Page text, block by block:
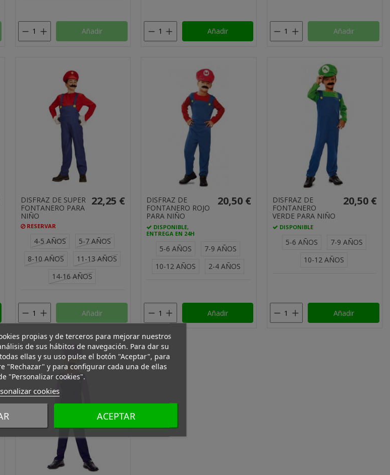
Añadir Añadir Añadir
DISFRAZ DE SUPER
FONTANERO PARA
NIÑO
RESERVAR
22,25 €
4-5 AÑOS
5-7 AÑOS
8-10 AÑOS
11-13 AÑOS
14-16 AÑOS
Añadir
DISFRAZ DE
FONTANERO ROJO
PARA NIÑO
DISPONIBLE,
ENTREGA EN 24H
20,50 €
5-6 AÑOS
7-9 AÑOS
10-12 AÑOS
2-4 AÑOS
Añadir
DISFRAZ DE
FONTANERO
VERDE PARA NIÑO
DISPONIBLE
20,50 €
5-6 AÑOS
7-9 AÑOS
10-12 AÑOS
Añadir
propias y de terceros para mejorar nuestros
de sus hábitos de navegación. Para dar su
ellas y su uso pulse el botón "Aceptar", para
"Rechazar" y para configurar cada una de ellas
"Personalizar cookies".
cookies
ACEPTAR